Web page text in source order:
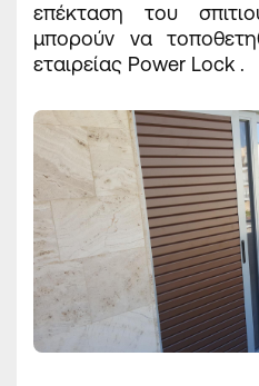
επέκταση του
μπορούν να
εταιρείας Power Lock .